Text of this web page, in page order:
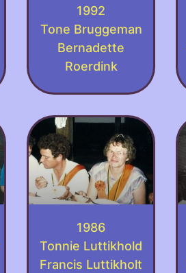
1992
Tone Bruggeman
Bernadette
Roerdink
1986
Tonnie Luttikhold
Francis Luttikholt